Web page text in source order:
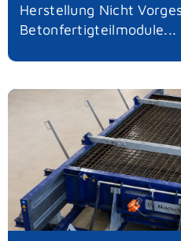
Herstellung Nicht
Betonfertigteilmodule...